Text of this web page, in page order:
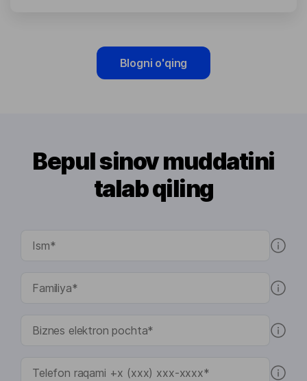
Blogni o'qing
Bepul sinov muddatini
talab qiling